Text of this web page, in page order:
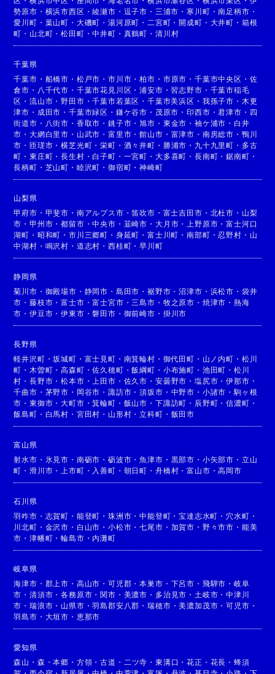
勢原市 ・ 横浜市西区 ・綾瀬市 ・ 逗子市 ・ 三浦市 ・寒川町 ・南足柄市 ・
愛川町 ・ 葉山町 ・ 大磯町 ・湯河原町 ・ 二宮町 ・開成町 ・ 大井町 ・ 箱根
町 ・ 山北町 ・松田町 ・中井町 ・ 真鶴町 ・ 清川村
千葉県
千葉市 ・ 船橋市 ・ 松戸市 ・市川市 ・柏市 ・ 市原市 ・ 千葉市中央区 ・ 佐
倉市 ・ 八千代市 ・ 千葉市花見川区 ・浦安市 ・習志野市 ・ 千葉市稲毛
区 ・流山市 ・野田市 ・千葉市若葉区 ・千葉市美浜区 ・ 我孫子市 ・ 木更
津市 ・ 成田市 ・千葉市緑区 ・ 鎌ケ谷市 ・ 茂原市 ・印西市 ・君津市 ・ 四
街道市 ・ 八街市 ・ 香取市 ・銚子市 ・旭市 ・ 東金市 ・ 袖ケ浦市 ・ 白井
市 ・大網白里市 ・ 山武市 ・富里市 ・館山市 ・ 富津市 ・ 南房総市 ・ 鴨川
市 ・匝瑳市 ・横芝光町 ・栄町 ・ 酒々井町 ・ 勝浦市 ・ 九十九里町 ・ 多古
町 ・東庄町 ・長生村 ・ 白子町 ・ 一宮町 ・ 大多喜町 ・ 長南町 ・鋸南町 ・
長柄町 ・ 芝山町 ・ 睦沢町 ・御宿町 ・神崎町
山梨県
甲府市 ・ 甲斐市 ・ 南アルプス市 ・笛吹市 ・ 富士吉田市 ・ 北杜市 ・ 山梨
市 ・甲州市 ・都留市 ・中央市 ・ 韮崎市 ・ 大月市 ・ 上野原市 ・富士河口
湖町 ・ 昭和町 ・市川三郷町 ・ 身延町 ・富士川町 ・南部町 ・忍野村 ・ 山
中湖村 ・ 鳴沢村 ・ 道志村 ・西桂町 ・早川町
静岡県
菊川市 ・ 御殿場市 ・ 静岡市 ・ 島田市 ・裾野市 ・沼津市 ・ 浜松市 ・ 袋井
市 ・藤枝市 ・富士市 ・富士宮市 ・ 三島市 ・ 牧之原市 ・ 焼津市 ・ 熱海
市 ・伊豆市 ・伊東市 ・磐田市 ・ 御前崎市 ・ 掛川市
長野県
軽井沢町 ・坂城町 ・ 富士見町 ・ 南箕輪村 ・ 御代田町 ・ 山ノ内町 ・ 松川
町 ・ 木曽町 ・高森町 ・佐久穂町 ・飯綱町 ・ 小布施町 ・ 池田町 ・ 松川
村 ・長野市 ・松本市 ・ 上田市 ・ 佐久市 ・ 安曇野市 ・ 塩尻市 ・伊那市 ・
千曲市 ・ 茅野市 ・ 岡谷市 ・諏訪市 ・須坂市 ・ 中野市 ・ 小諸市 ・ 駒ヶ根
市 ・東御市 ・大町市 ・箕輪町 ・ 飯山市 ・ 下諏訪町 ・ 辰野町 ・信濃町 ・
飯島町 ・ 白馬村 ・ 宮田村 ・ 山形村 ・立科町 ・ 飯田市
富山県
射水市 ・ 氷見市 ・ 南砺市 ・砺波市 ・魚津市 ・ 黒部市 ・ 小矢部市 ・ 立山
町 ・滑川市 ・ 上市町 ・ 入善町 ・ 朝日町 ・ 舟橋村 ・富山市 ・高岡市
石川県
羽咋市 ・ 志賀町 ・ 能登町 ・珠洲市 ・中能登町 ・宝達志水町 ・ 穴水町 ・
川北町 ・ 金沢市 ・ 白山市 ・小松市 ・七尾市 ・ 加賀市 ・ 野々市市 ・ 能美
市 ・津幡町 ・輪島市 ・ 内灘町
岐阜県
海津市 ・ 郡上市 ・ 高山市 ・可児郡 ・本巣市 ・ 下呂市 ・ 飛騨市 ・ 岐阜
市 ・清須市 ・各務原市 ・関市 ・ 美濃市 ・ 多治見市 ・ 土岐市 ・中津川
市 ・瑞浪市 ・ 山県市 ・羽島郡安八郡 ・瑞穂市 ・美濃加茂市 ・可児市 ・
羽島市 ・ 大垣市 ・ 恵那市
愛知県
森山 ・ 森 ・本郷 ・ 方領 ・古道 ・ 二ツ寺 ・ 東溝口 ・花正 ・ 花長 ・ 蜂須